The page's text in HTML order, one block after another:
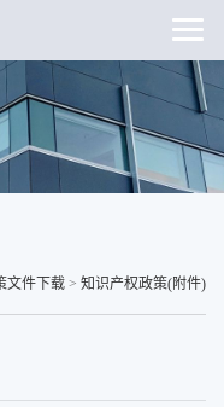
文件下载 > 知识产权政策(附件)